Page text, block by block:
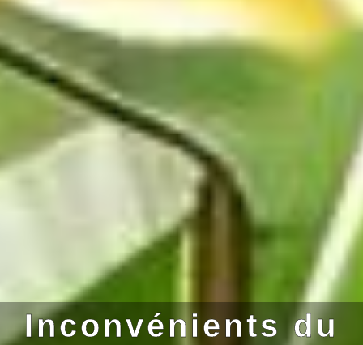
Inconvénients du